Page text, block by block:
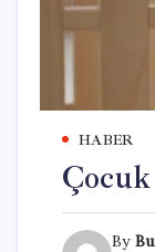
HABER
By